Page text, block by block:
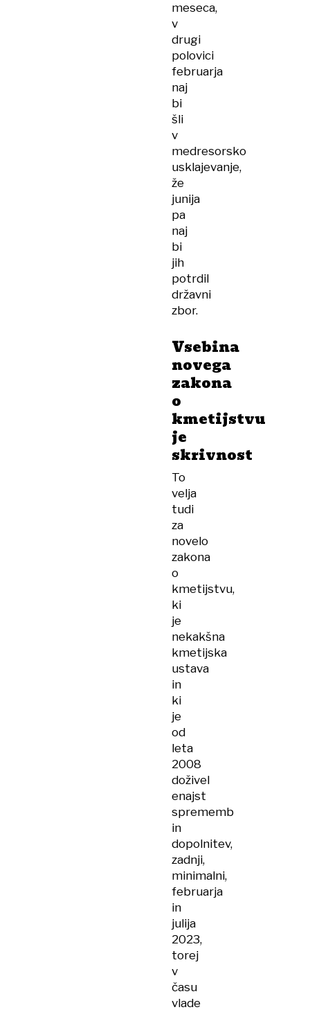
meseca,
v
drugi
polovici
februarja
naj
bi
šli
v
medresorsko
usklajevanje,
že
junija
pa
naj
bi
jih
potrdil
državni
zbor.
Vsebina
novega
zakona
o
kmetijstvu
je
skrivnost
To
velja
tudi
za
novelo
zakona
o
kmetijstvu,
ki
je
nekakšna
kmetijska
ustava
in
ki
je
od
leta
2008
doživel
enajst
sprememb
in
dopolnitev,
zadnji,
minimalni,
februarja
in
julija
2023,
torej
v
času
vlade